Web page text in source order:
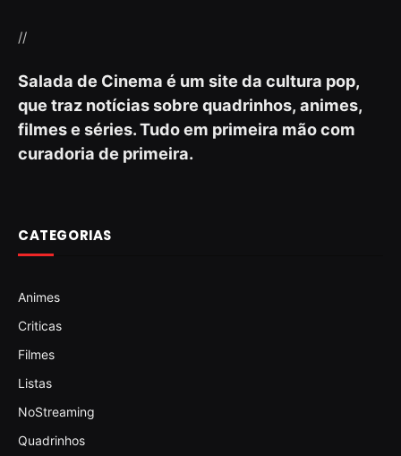
//
Salada de Cinema é um site da cultura pop,
que traz notícias sobre quadrinhos, animes,
filmes e séries. Tudo em primeira mão com
curadoria de primeira.
CATEGORIAS
Animes
Criticas
Filmes
Listas
NoStreaming
Quadrinhos